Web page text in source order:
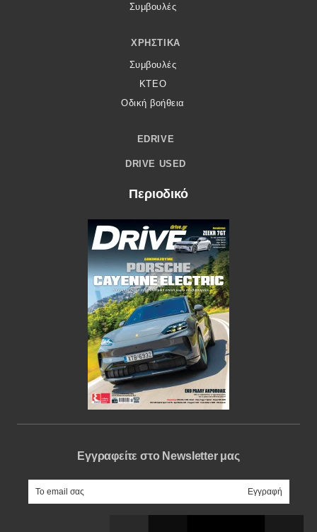
Συμβουλές
ΧΡΗΣΤΙΚΆ
Συμβουλές
ΚΤΕΟ
Οδική βοήθεια
EDRIVE
DRIVE USED
Περιοδικό
Εγγραφείτε στο Newsletter μας
e-mail